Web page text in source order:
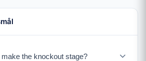
the knockout stage?